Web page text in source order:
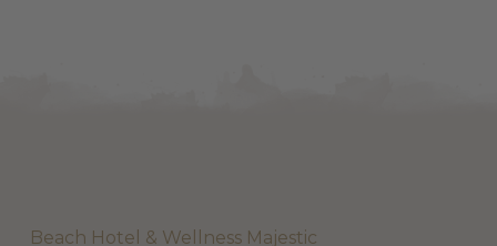
Beach Hotel & Wellness Majestic